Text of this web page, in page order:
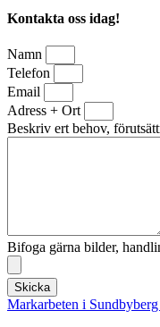
Kontakta oss idag!
Namn
Telefon
Email
Adress + Ort
Beskriv ert behov,
Bifoga gärna bilder,
Skicka
Markarbeten i